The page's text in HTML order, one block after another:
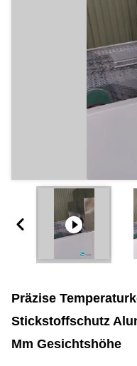
Präzise
Stickstoffschutz
Mm Gesichtshöhe